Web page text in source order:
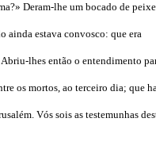
Deram-lhe um bocado de peixe
ainda estava convosco: que era
lhes então o entendimento
os mortos, ao terceiro dia; que
Vós sois as testemunhas